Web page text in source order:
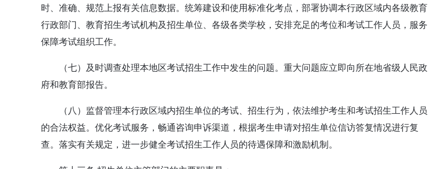
时、准确、规范上报有关信息数据。统筹建设和使用标准化考点，部署协调本行政区域内各级教育
行政部门、教育招生考试机构及招生单位、各级各类学校，安排充足的考位和考试工作人员，服务
保障考试组织工作。
（七）及时调查处理本地区考试招生工作中发生的问题。重大问题应立即向所在地省级人民政
府和教育部报告。
（八）监督管理本行政区域内招生单位的考试、招生行为，依法维护考生和考试招生工作人员
的合法权益。优化考试服务，畅通咨询申诉渠道，根据考生申请对招生单位信访答复情况进行复
查。落实有关规定，进一步健全考试招生工作人员的待遇保障和激励机制。